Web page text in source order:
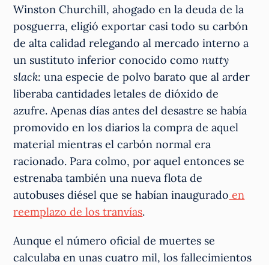
Winston Churchill, ahogado en la deuda de la
posguerra, eligió exportar casi todo su carbón
de alta calidad relegando al mercado interno a
un sustituto inferior conocido comonutty
slack: una especie de polvo barato que al arder
liberaba cantidades letales de dióxido de
azufre. Apenas días antes del desastre se había
promovido en los diarios la compra de aquel
material mientras el carbón normal era
racionado. Para colmo, por aquel entonces se
estrenaba también una nueva flota de
autobuses diésel que se habían inaugurado en
reemplazo de los tranvías.
Aunque el número oficial de muertes se
calculaba en unas cuatro mil, los fallecimientos